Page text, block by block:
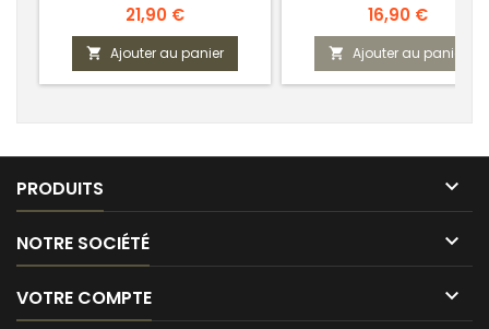
Prix
21,90 €
 Ajouter au panier
Prix
16,90 €
 Ajouter au panier
PRODUITS 
NOTRE SOCIÉTÉ 
VOTRE COMPTE 